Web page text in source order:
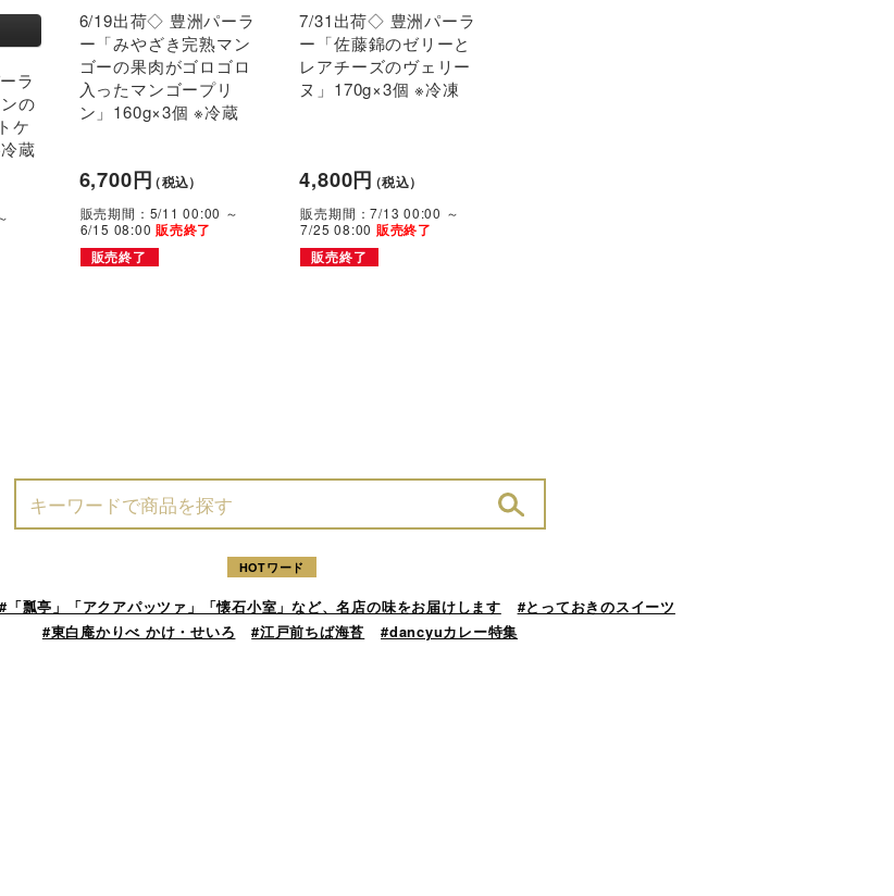
ラ
の
ケ
蔵
6/19出荷◇ 豊洲パーラ
ー「みやざき完熟マン
ゴーの果肉がゴロゴロ
入ったマンゴープリ
ン」160g×3個 ※冷蔵
6,700円（税込）
販売期間：5/11 00:00 ～
6/15 08:00販売終了
販売終了
7/31出荷◇ 豊洲パーラ
ー「佐藤錦のゼリーと
レアチーズのヴェリー
ヌ」170g×3個 ※冷凍
4,800円（税込）
販売期間：7/13 00:00 ～
7/25 08:00 販売終了
販売終了
HOTワード
#「瓢亭」「アクアパッツァ」「懐石小室」など、名店の味をお届けします
#とっておきのスイーツ
#東白庵かりべ かけ・せいろ
#江戸前ちば海苔 #dancyuカレー特集